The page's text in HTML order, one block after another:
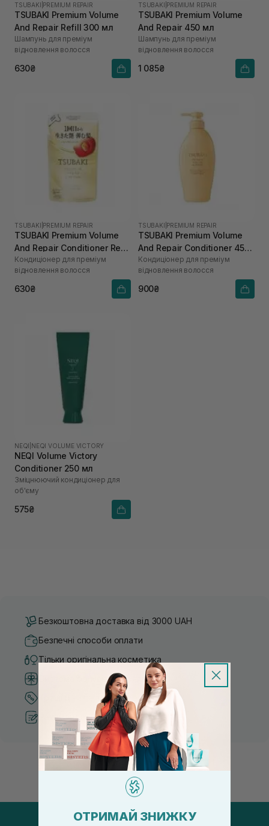
TSUBAKI PREMIUM REPAIR
TSUBAKI Premium Volume
And Repair Refill 300 мл
Шампунь для преміум
відновлення волосся
630₴
TSUBAKI PREMIUM REPAIR
TSUBAKI Premium Volume
And Repair 450 мл
Шампунь для преміум
відновлення волосся
1 085₴
TSUBAKI PREMIUM REPAIR
TSUBAKI Premium Volume
And Repair Conditioner Refill
300 мл
Кондиціонер для преміум
відновлення волосся
630₴
TSUBAKI PREMIUM REPAIR
TSUBAKI Premium Volume
And Repair Conditioner 450
мл
Кондиціонер для преміум
відновлення волосся
900₴
NEQI NEQI VOLUME VICTORY
NEQI Volume Victory
Conditioner 250 мл
Зміцнюючий кондиціонер для
об'єму
575₴
Безкоштовна доставка від 3000 UAH
Безпечні способи оплати
Тільки оригінальна косметика
Система бонусів та лояльності
Кращі ціни та топ товари
Рекомендації від косметологів
ОТРИМАЙ ЗНИЖКУ